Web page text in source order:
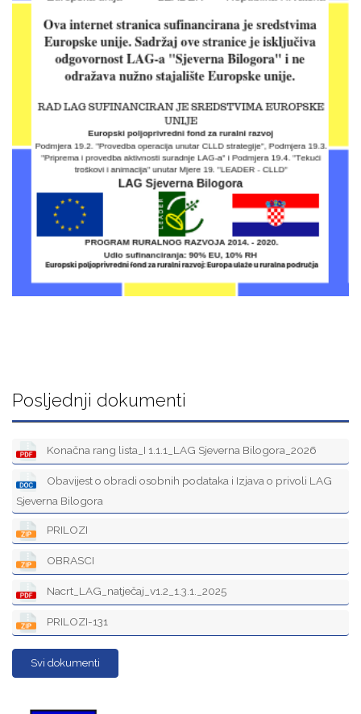
Posljednji dokumenti
Konačna rang lista_I 1.1.1_LAG Sjeverna Bilogora_2026
Obavijest o obradi osobnih podataka i Izjava o privoli LAG
Sjeverna Bilogora
PRILOZI
OBRASCI
Nacrt_LAG_natječaj_v1.2_1.3.1._2025
PRILOZI-131
Svi dokumenti